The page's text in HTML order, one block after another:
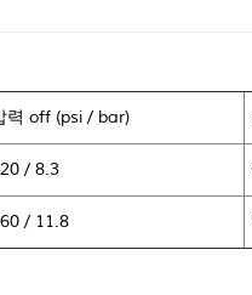
력 off (psi / bar)
/ 8.3
/ 11.8